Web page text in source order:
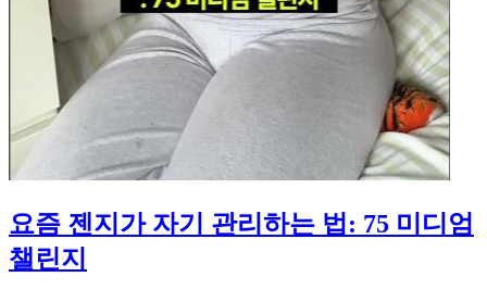
요즘 젠지가 자기 관리하는 법: 75 미디엄
챌린지